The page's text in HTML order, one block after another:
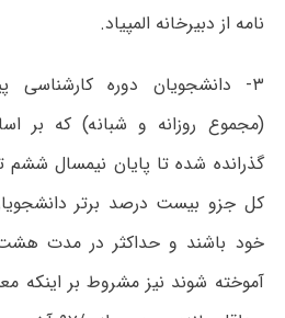
نامه از دبیرخانه المپیاد.
۳- دانشجویان دوره کارشناسی
(مجموع روزانه و شبانه) که بر
گذرانده شده تا پایان نیمسال
کل جزو بیست درصد برتر
خود باشند و حداکثر در مدت
آموخته شوند نیز مشروط بر اینکه